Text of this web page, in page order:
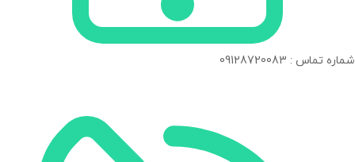
شماره تماس : 09128720083